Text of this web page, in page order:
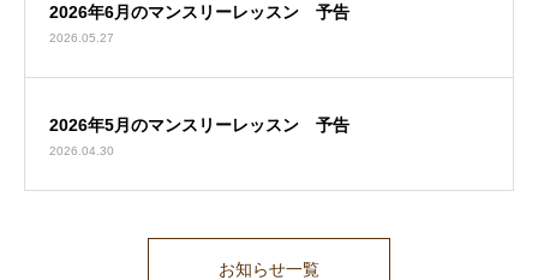
2026年6月のマンスリーレッスン 予告
2026.05.27
2026年5月のマンスリーレッスン 予告
2026.04.30
お知らせ一覧